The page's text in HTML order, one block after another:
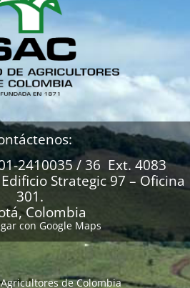
2410035 / 36 Ext. 4083
Strategic 97 – Oficina
301.
Colombia
con Google Maps
de Colombia